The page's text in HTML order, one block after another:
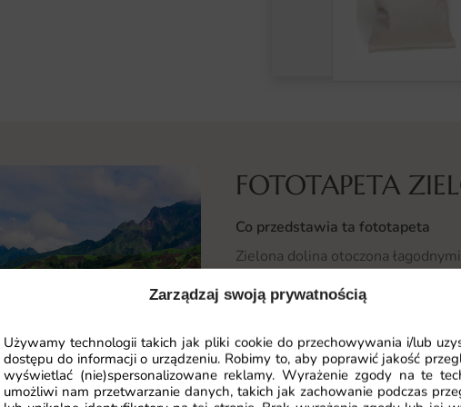
Zarządzaj swoją prywatnością
Używamy technologii takich jak pliki cookie do przechowywania i/lub
dostępu do informacji o urządzeniu. Robimy to, aby poprawić jakość
wyświetlać (nie)spersonalizowane reklamy. Wyrażenie zgody na te
umożliwi nam przetwarzanie danych, takich jak zachowanie podczas
FOTOTAPETA
Co przedstawia ta fototapeta
Zielona dolina otoczona
prosto z gór. Klimat aranżacji to
barwach takich jak soczysta zieleń
Czytaj więcej